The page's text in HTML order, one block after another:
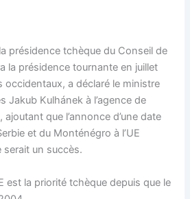
présidence tchèque du Conseil de
la présidence tournante en juillet
occidentaux, a déclaré le ministre
Jakub Kulhánek à l’agence de
que l’annonce d’une date
et du Monténégro à l’UE
un succès.
est la priorité tchèque depuis que le